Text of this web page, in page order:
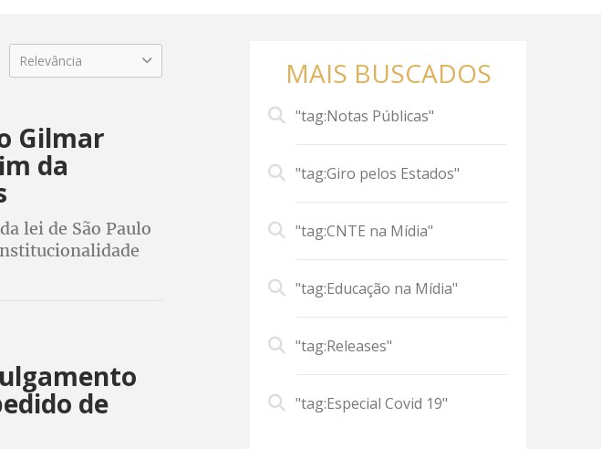
Relevância
Gilmar
da
lei de São Paulo
de
MAIS BUSCADOS
"tag:Notas Públicas"
"tag:Giro pelos Estados"
"tag:CNTE na Mídia"
"tag:Educação na Mídia"
"tag:Releases"
"tag:Especial Covid 19"